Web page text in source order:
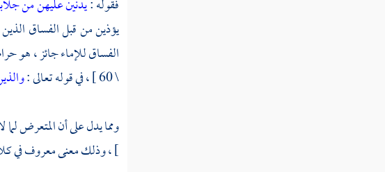
فقوله :يدنين عليهن من
يؤذين من قبل الفساق
الفساق للإماء جائز ، هو
\ 60 ] ، في قوله تعالى :
ومما يدل على أن المتعرض
] ، وذلك معنى معروف في